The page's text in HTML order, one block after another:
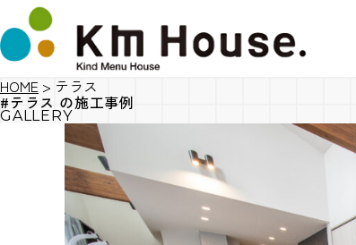
HOME > テラス
#テラス の施工事例
GALLERY